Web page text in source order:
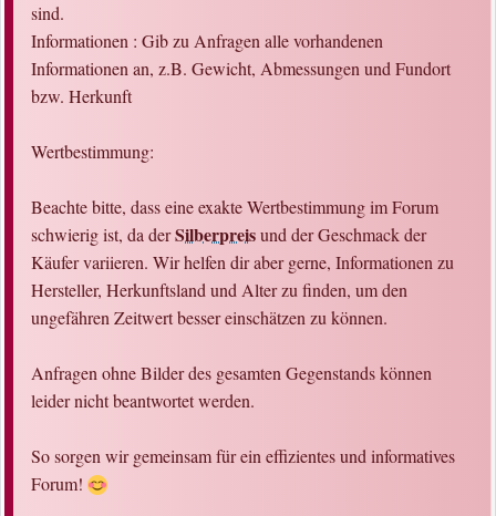
sind.
Informationen : Gib zu Anfragen alle vorhandenen
Informationen an, z.B. Gewicht, Abmessungen und Fundort
bzw. Herkunft
Wertbestimmung:
Beachte bitte, dass eine exakte Wertbestimmung im Forum
schwierig ist, da derSilberpreisund der Geschmack der
Käufer variieren. Wir helfen dir aber gerne, Informationen zu
Hersteller, Herkunftsland und Alter zu finden, um den
ungefähren Zeitwert besser einschätzen zu können.
Anfragen ohne Bilder des gesamten Gegenstands können
leider nicht beantwortet werden.
So sorgen wir gemeinsam für ein effizientes und informatives
Forum!